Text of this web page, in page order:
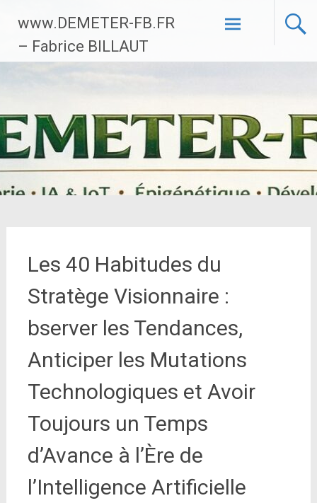
contenu
principal
www.DEMETER-FB.FR
– Fabrice BILLAUT
Les 40 Habitudes du
Stratège Visionnaire :
bserver les Tendances,
Anticiper les Mutations
Technologiques et Avoir
Toujours un Temps
d’Avance à l’Ère de
l’Intelligence Artificielle